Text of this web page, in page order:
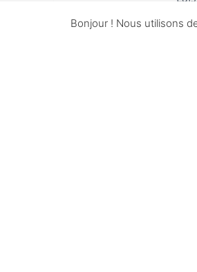
Bonjour ! Nous utilisons